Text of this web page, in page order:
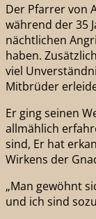
Der Pfarrer von
während der 35
nächtlichen
haben.
viel
Mitbrüder
Er ging seinen
allmählich
sind, Er hat
Wirkens der
„Man gewöhnt
und ich sind